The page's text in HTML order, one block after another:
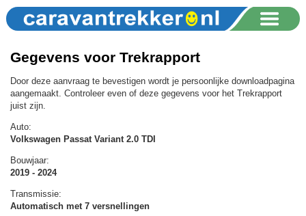
Gegevens voor Trekrapport
Door deze aanvraag te bevestigen wordt je persoonlijke downloadpagina
aangemaakt. Controleer even of deze gegevens voor het Trekrapport
juist zijn.
Auto:
Volkswagen Passat Variant 2.0 TDI
Bouwjaar:
2019 - 2024
Transmissie:
Automatisch met 7 versnellingen